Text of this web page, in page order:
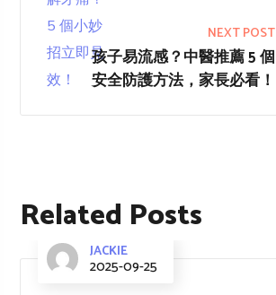
NEXT POST
孩子易流感？中醫推薦 5 個
安全防護方法，家長必看！
Related Posts
JACKIE
2025-09-25